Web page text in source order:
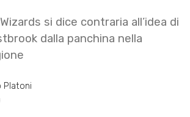
si dice contraria all’idea di
dalla panchina nella
Platoni